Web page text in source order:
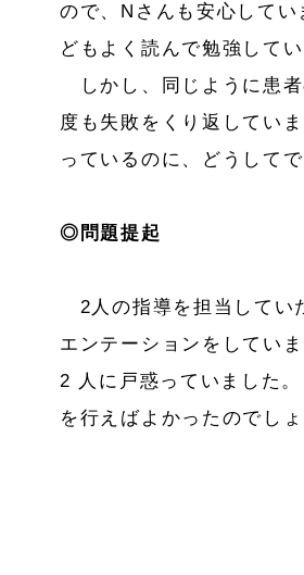
ので、Nさんも安心して
どもよく読んで勉強して
しかし、同じように患
度も失敗をくり返してい
っているのに、どうして
◎問題提起
2人の指導を担当してい
エンテーションをしてい
2 人に戸惑っていました
を行えばよかったのでし